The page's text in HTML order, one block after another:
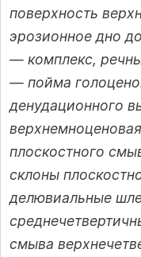
поверхность
эрозионное дно
— комплекс,
— пойма
денудационного
плоскостного
склоны
делювиальные
смыва